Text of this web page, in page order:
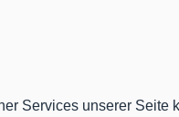
Services unserer Seite